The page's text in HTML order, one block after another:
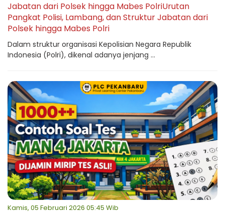
Jabatan dari Polsek hingga Mabes PolriUrutan
Pangkat Polisi, Lambang, dan Struktur Jabatan dari
Polsek hingga Mabes Polri
Dalam struktur organisasi Kepolisian Negara Republik
Indonesia (Polri), dikenal adanya jenjang ...
Kamis, 05 Februari 2026 05:45 Wib